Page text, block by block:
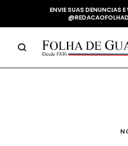
ENVIE SUAS DENUNCIAS